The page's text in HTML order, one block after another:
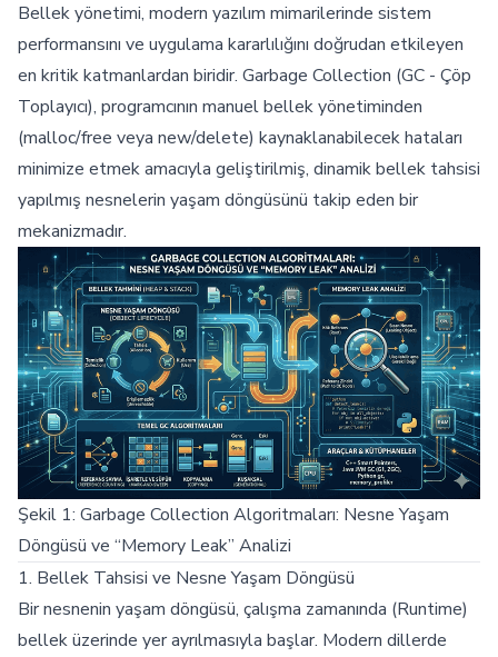
Bellek yönetimi, modern yazılım mimarilerinde sistem
performansını ve uygulama kararlılığını doğrudan etkileyen
en kritik katmanlardan biridir. Garbage Collection (GC - Çöp
Toplayıcı), programcının manuel bellek yönetiminden
(malloc/free veya new/delete) kaynaklanabilecek hataları
minimize etmek amacıyla geliştirilmiş, dinamik bellek tahsisi
yapılmış nesnelerin yaşam döngüsünü takip eden bir
mekanizmadır.
Şekil 1: Garbage Collection Algoritmaları: Nesne Yaşam
Döngüsü ve “Memory Leak” Analizi
1. Bellek Tahsisi ve Nesne Yaşam Döngüsü
Bir nesnenin yaşam döngüsü, çalışma zamanında (Runtime)
bellek üzerinde yer ayrılmasıyla başlar. Modern dillerde